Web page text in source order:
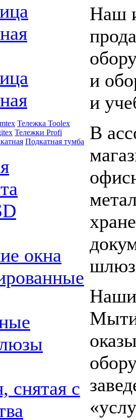
Тележка Toolex
Тележки Profi
Подкатная тумба
окна
снятая с
Наш
и
и
В
Наши